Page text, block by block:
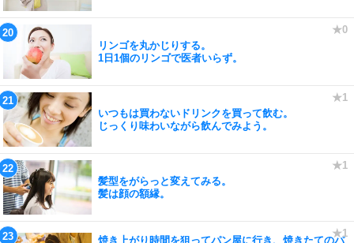
リンゴを丸かじりする。
1日1個のリンゴで医者いらず。
いつもは買わないドリンクを買って飲む。
じっくり味わいながら飲んでみよう。
髪型をがらっと変えてみる。
髪は顔の額縁。
焼き上がり時間を狙ってパン屋に行き、焼きたてのパ